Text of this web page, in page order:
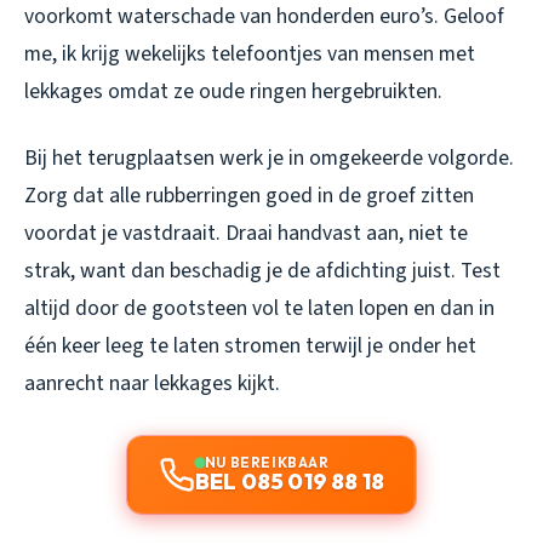
voorkomt waterschade van honderden euro’s. Geloof
me, ik krijg wekelijks telefoontjes van mensen met
lekkages omdat ze oude ringen hergebruikten.
Bij het terugplaatsen werk je in omgekeerde volgorde.
Zorg dat alle rubberringen goed in de groef zitten
voordat je vastdraait. Draai handvast aan, niet te
strak, want dan beschadig je de afdichting juist. Test
altijd door de gootsteen vol te laten lopen en dan in
één keer leeg te laten stromen terwijl je onder het
aanrecht naar lekkages kijkt.
NU BEREIKBAAR
BEL 085 019 88 18